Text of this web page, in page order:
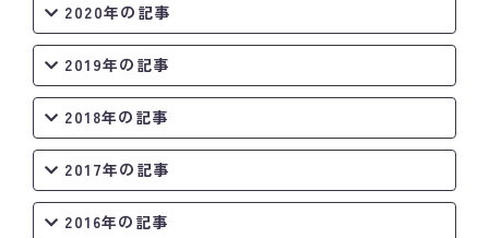
2020年の記事
2019年の記事
2018年の記事
2017年の記事
2016年の記事